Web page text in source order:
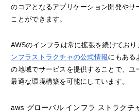
のコアとなるアプリケーション開発やサ
ことができます。
AWSのインフラは常に拡張を続けており
ンフラストラクチャの公式情報にもある
の地域でサービスを提供することで、ユ
最適な環境構築を可能にしています。
aws グローバル インフラ ストラクチ